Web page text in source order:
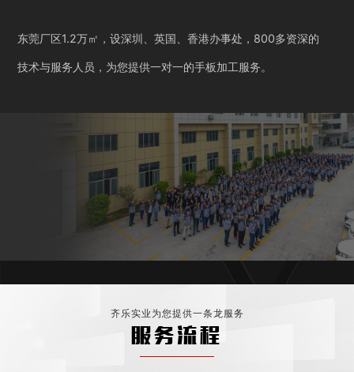
东莞厂区1.2万㎡，设深圳、英国、香港办事处，800多资深的
技术与服务人员，为您提供一对一的手板加工服务。
齐乐实业为您提供一条龙服务
服务流程